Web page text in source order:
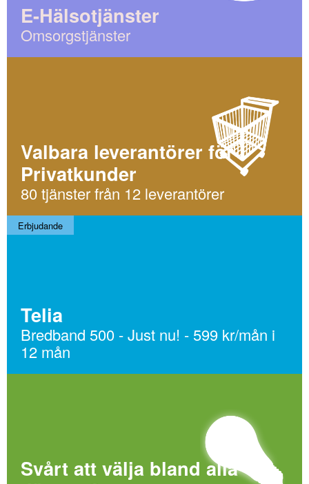
E-Hälsotjänster
Omsorgstjänster
Valbara leverantörer för
Privatkunder
80 tjänster från 12 leverantörer
Erbjudande
Telia
Bredband 500 - Just nu! - 599 kr/mån i
12 mån
Svårt att välja bland alla